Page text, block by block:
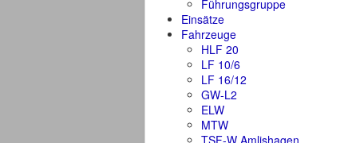
Führungsgruppe
Einsätze
Fahrzeuge
HLF 20
LF 10/6
LF 16/12
GW-L2
ELW
MTW
TSF-W Amlishagen